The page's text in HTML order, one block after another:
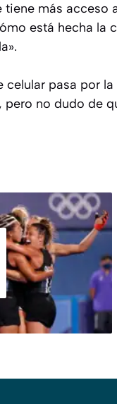
tiene más acceso
está hecha la
celular pasa por la
no dudo de